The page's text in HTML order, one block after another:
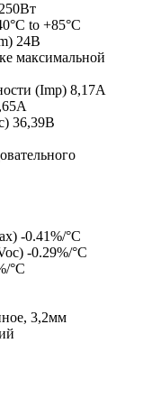
250Вт
to +85°C
24В
максимальной
(Imp) 8,17А
36,39В
-0.41%/°C
-0.29%/°C
°C
3,2мм